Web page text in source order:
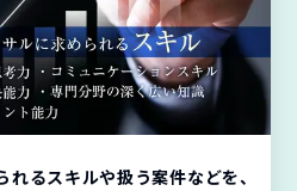
るスキルや扱う案件などを、